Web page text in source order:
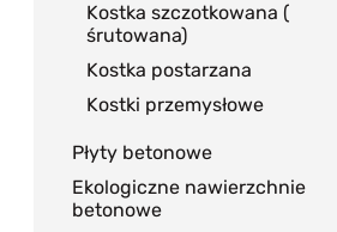
Kostka szczotkowana (
śrutowana)
Kostka postarzana
Kostki przemysłowe
Płyty betonowe
Ekologiczne nawierzchnie
betonowe